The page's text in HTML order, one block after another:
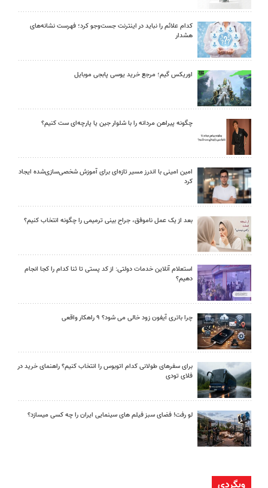
کدام علائم را نباید در اینترنت جست‌وجو کرد؛ فهرست نشانه‌های
هشدار
اوریکس گیم؛ مرجع خرید یوسی پابجی موبایل
چگونه پیراهن مردانه را با شلوار جین یا پارچه‌ای ست کنیم؟
امین امینی با اندرز مسیر تازه‌ای برای آموزش شخصی‌سازی‌شده ایجاد
کرد
بعد از یک عمل ناموفق، جراح بینی ترمیمی را چگونه انتخاب کنیم؟
استعلام آنلاین خدمات دولتی: از کد پستی تا ثنا کدام را کجا انجام
دهیم؟
چرا باتری آیفون زود خالی می شود؟ ۹ راهکار واقعی
برای سفرهای طولانی کدام اتوبوس را انتخاب کنیم؟ راهنمای خرید در
فلای تودی
لو رفت! فضای سبز فیلم های سینمایی ایران را چه کسی میسازد؟